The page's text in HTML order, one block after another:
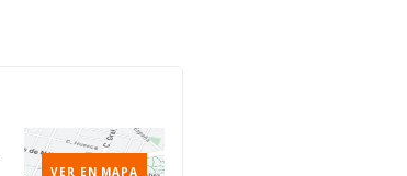
VER EN MAPA